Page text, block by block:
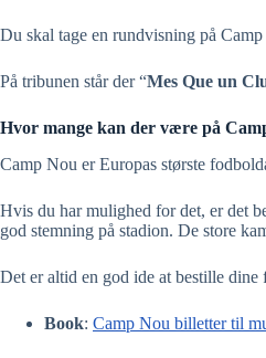
Du skal tage en rundvisning på
På tribunen står der “Mes Que un
Hvor mange kan der være på
Camp Nou er Europas største
Hvis du har mulighed for det, er det
god stemning på stadion. De store
Det er altid en god ide at bestille
Book: Camp Nou billetter til